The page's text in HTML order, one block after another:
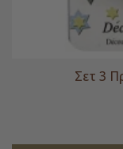
Σετ 3